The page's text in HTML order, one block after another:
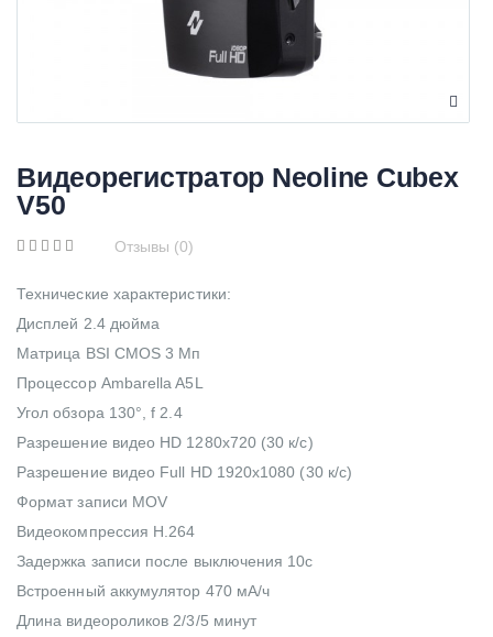
Видеорегистратор Neoline Cubex
V50
Отзывы (0)
Технические характеристики:
Дисплей 2.4 дюйма
Матрица BSI CMOS 3 Мп
Процессор Ambarella A5L
Угол обзора 130°, f 2.4
Разрешение видео HD 1280x720 (30 к/c)
Разрешение видео Full HD 1920x1080 (30 к/с)
Формат записи MOV
Видеокомпрессия H.264
Задержка записи после выключения 10c
Встроенный аккумулятор 470 мА/ч
Длина видеороликов 2/3/5 минут